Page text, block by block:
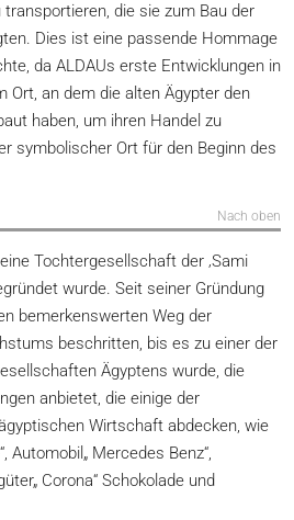
die sie zum Bau der
Dies ist eine passende Hommage
da ALDAUs erste Entwicklungen in
Ort, an dem die alten Ägypter den
haben, um ihren Handel zu
symbolischer Ort für den Beginn des
Nach oben
Tochtergesellschaft der ‚Sami
wurde. Seit seiner Gründung
bemerkenswerten Weg der
beschritten, bis es zu einer der
Ägyptens wurde, die
anbietet, die einige der
Wirtschaft abdecken, wie
Automobil„ Mercedes Benz“,
Corona“ Schokolade und